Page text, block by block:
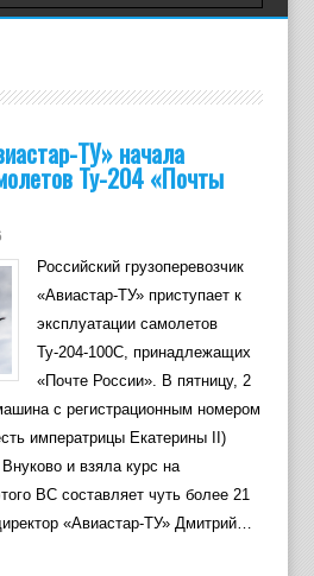
ТУ» начала
Ту-204 «Почты
Российский грузоперевозчик
«Авиастар-ТУ» приступает к
эксплуатации самолетов
Ту-204-100С, принадлежащих
«Почте России». В пятницу, 2
с регистрационным номером
императрицы Екатерины II)
и взяла курс на
ВС составляет чуть более 21
«Авиастар-ТУ» Дмитрий…